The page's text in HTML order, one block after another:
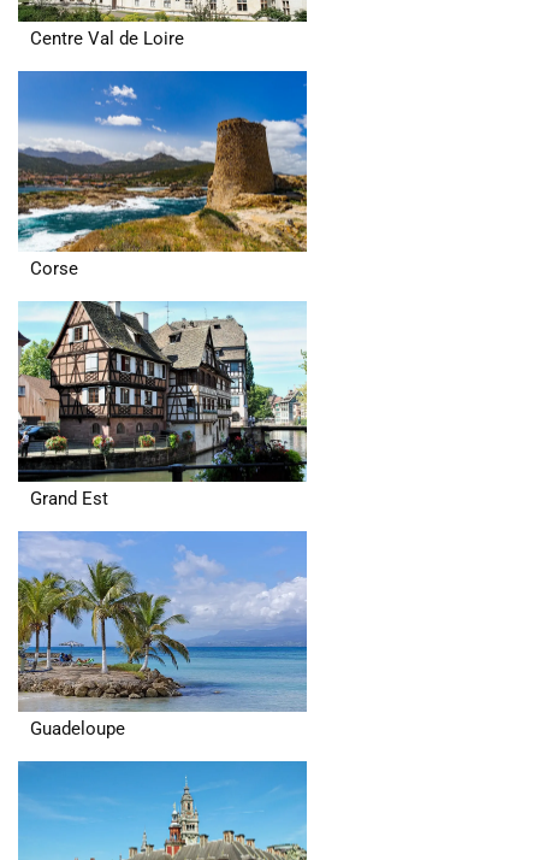
Centre Val de Loire
Corse
Grand Est
Guadeloupe